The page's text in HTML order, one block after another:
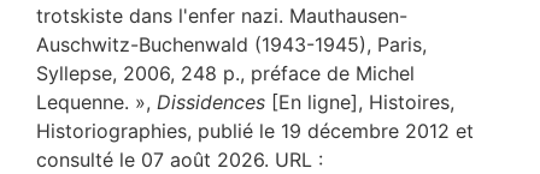
trotskiste dans l'enfer nazi. Mauthausen-
Auschwitz-Buchenwald (1943-1945), Paris,
Syllepse, 2006, 248 p., préface de Michel
Lequenne. », Dissidences [En ligne], Histoires,
Historiographies, publié le 19 décembre 2012 et
consulté le 07 août 2026. URL :